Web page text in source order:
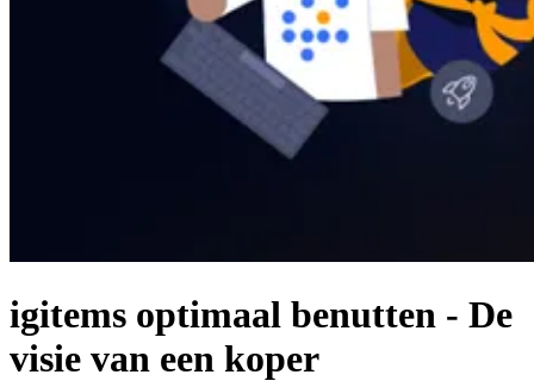
igitems optimaal benutten - De
visie van een koper